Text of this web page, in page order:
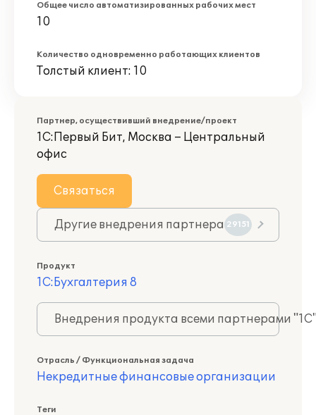
Общее число автоматизированных рабочих мест
10
Количество одновременно работающих клиентов
Толстый клиент: 10
Партнер, осуществивший внедрение/проект
1С:Первый Бит, Москва – Центральный
офис
Связаться
Другие внедрения партнера 29151
Продукт
1С:Бухгалтерия 8
Внедрения продукта всеми партнерами
Отрасль / Функциональная задача
Некредитные финансовые организации
Теги